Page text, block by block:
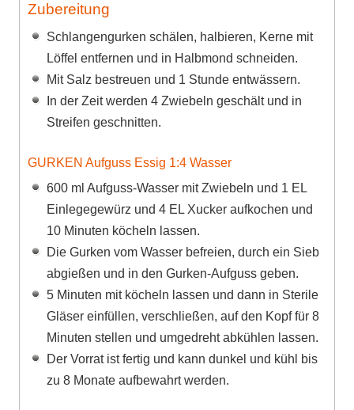
Zubereitung
Schlangengurken schälen, halbieren, Kerne mit
Löffel entfernen und in Halbmond schneiden.
Mit Salz bestreuen und 1 Stunde entwässern.
In der Zeit werden 4 Zwiebeln geschält und in
Streifen geschnitten.
GURKEN Aufguss Essig 1:4 Wasser
600 ml Aufguss-Wasser mit Zwiebeln und 1 EL
Einlegegewürz und 4 EL Xucker aufkochen und
10 Minuten köcheln lassen.
Die Gurken vom Wasser befreien, durch ein Sieb
abgießen und in den Gurken-Aufguss geben.
5 Minuten mit köcheln lassen und dann in Sterile
Gläser einfüllen, verschließen, auf den Kopf für 8
Minuten stellen und umgedreht abkühlen lassen.
Der Vorrat ist fertig und kann dunkel und kühl bis
zu 8 Monate aufbewahrt werden.